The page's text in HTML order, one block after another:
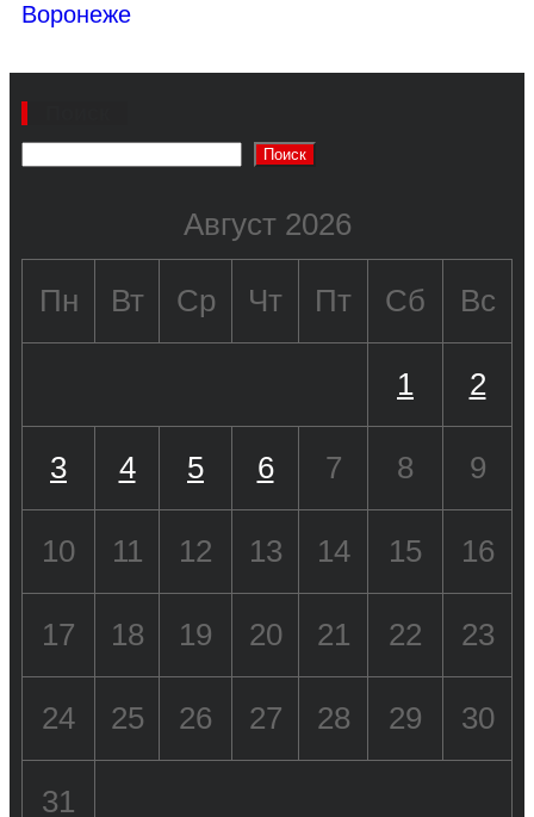
Воронеже
Поиск
Август 2026
Пн Вт Ср Чт Пт Сб Вс
1 2
3 4 5 6 7 8 9
10 11 12 13 14 15 16
17 18 19 20 21 22 23
24 25 26 27 28 29 30
31